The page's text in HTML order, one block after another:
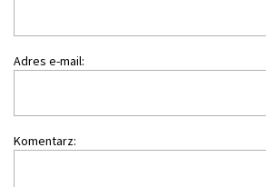
Adres e-mail:
Komentarz: